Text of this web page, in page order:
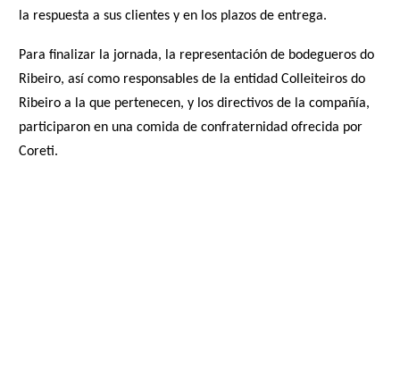
la respuesta a sus clientes y en los plazos de entrega.
Para finalizar la jornada, la representación de bodegueros do
Ribeiro, así como responsables de la entidad Colleiteiros do
Ribeiro a la que pertenecen, y los directivos de la compañía,
participaron en una comida de confraternidad ofrecida por
Coreti.